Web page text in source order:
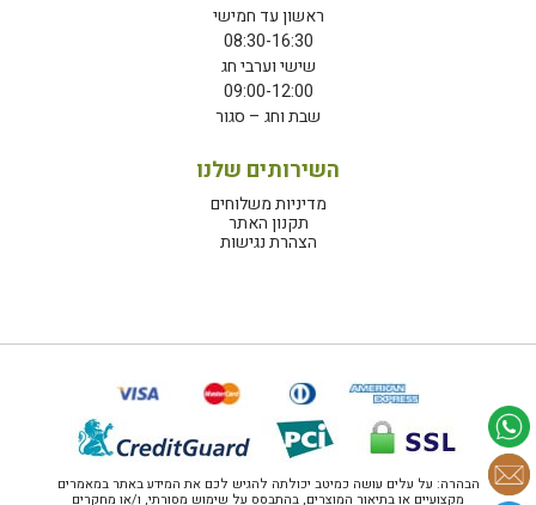
ראשון עד חמישי
08:30-16:30
שישי וערבי חג
09:00-12:00
שבת וחג – סגור
השירותים שלנו
מדיניות משלוחים
תקנון האתר
הצהרת נגישות
הבהרה: על עלים עושה כמיטב יכולתה להגיש לכם את המידע באתר במאמרים
מקצועיים או בתיאור המוצרים, בהתבסס על שימוש מסורתי, ו/או מחקרים